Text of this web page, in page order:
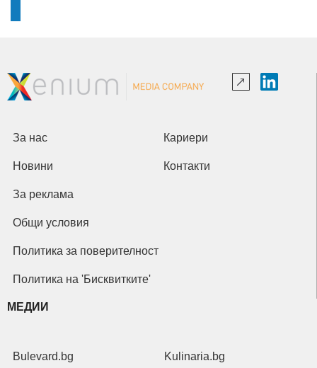
За нас Кариери
Новини Контакти
За реклама
Общи условия
Политика за поверителност
Политика на 'Бисквитките'
МЕДИИ
Bulevard.bg Kulinaria.bg